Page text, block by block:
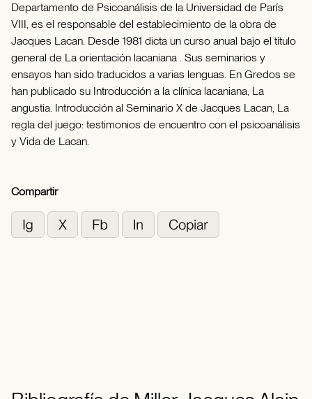
Departamento de Psicoanálisis de la Universidad de París
VIII, es el responsable del establecimiento de la obra de
Jacques Lacan. Desde 1981 dicta un curso anual bajo el título
general de La orientación lacaniana . Sus seminarios y
ensayos han sido traducidos a varias lenguas. En Gredos se
han publicado su Introducción a la clínica lacaniana, La
angustia. Introducción al Seminario X de Jacques Lacan, La
regla del juego: testimonios de encuentro con el psicoanálisis
y Vida de Lacan.
Compartir